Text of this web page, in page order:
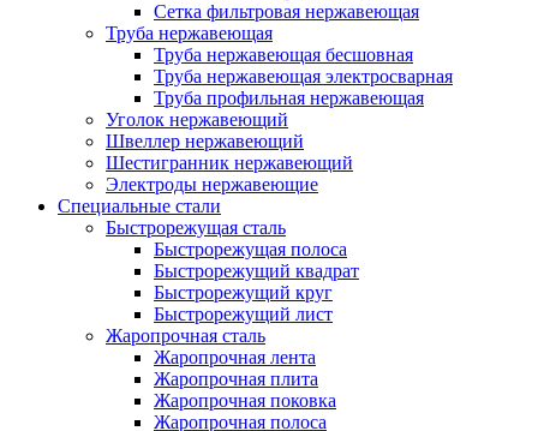
Сетка фильтровая нержавеющая
Труба нержавеющая
Труба нержавеющая бесшовная
Труба нержавеющая электросварная
Труба профильная нержавеющая
Уголок нержавеющий
Швеллер нержавеющий
Шестигранник нержавеющий
Электроды нержавеющие
Специальные стали
Быстрорежущая сталь
Быстрорежущая полоса
Быстрорежущий квадрат
Быстрорежущий круг
Быстрорежущий лист
Жаропрочная сталь
Жаропрочная лента
Жаропрочная плита
Жаропрочная поковка
Жаропрочная полоса